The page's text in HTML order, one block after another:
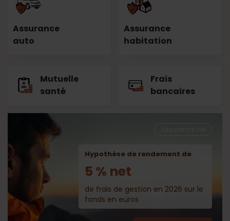
Assurance
auto
Assurance
habitation
Mutuelle
santé
Frais
bancaires
Hypothèse de rendement de
5 % net
de frais de gestion en 2026 sur le
fonds en euros